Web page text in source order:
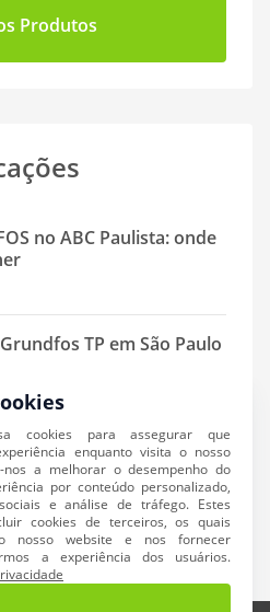
cookies para assegurar que
enquanto visita o nosso
nos a melhorar o desempenho do
por conteúdo personalizado,
e análise de tráfego. Estes
cookies de terceiros, os quais
nosso website e nos fornecer
a experiência dos usuários.
Produtos
no ABC Paulista: onde
TP em São Paulo
Grundfos: TP, Hydro
escolher?